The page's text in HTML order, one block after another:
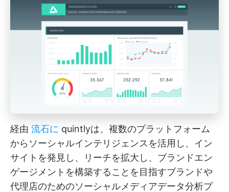
経由 流石に quintlyは、複数のプラットフォーム
からソーシャルインテリジェンスを活用し、イン
サイトを発見し、リーチを拡大し、ブランドエン
ゲージメントを構築することを目指すブランドや
代理店のためのソーシャルメディアデータ分析プ